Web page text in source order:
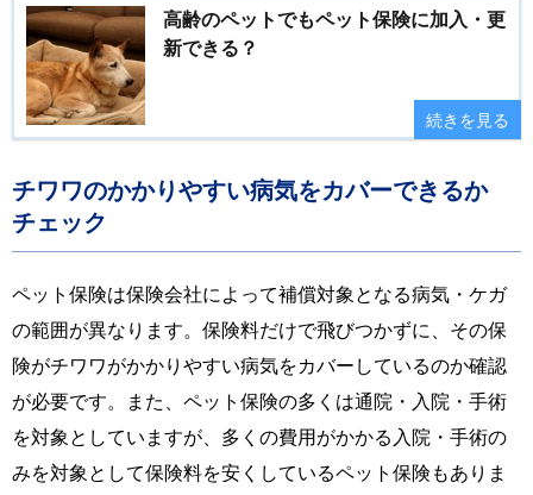
高齢のペットでもペット保険に加入・更
新できる？
続きを見る
チワワのかかりやすい病気をカバーできるか
チェック
ペット保険は保険会社によって補償対象となる病気・ケガ
の範囲が異なります。保険料だけで飛びつかずに、その保
険がチワワがかかりやすい病気をカバーしているのか確認
が必要です。また、ペット保険の多くは通院・入院・手術
を対象としていますが、多くの費用がかかる入院・手術の
みを対象として保険料を安くしているペット保険もありま